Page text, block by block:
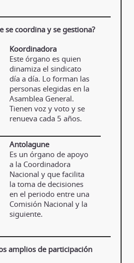
se coordina y se gestiona?
Koordinadora
Este órgano es quien
dinamiza el sindicato
día a día. Lo forman las
personas elegidas en la
Asamblea General.
Tienen voz y voto y se
renueva cada 5 años.
Antolagune
Es un órgano de apoyo
a la Coordinadora
Nacional y que facilita
la toma de decisiones
en el periodo entre una
Comisión Nacional y la
siguiente.
amplios de participación